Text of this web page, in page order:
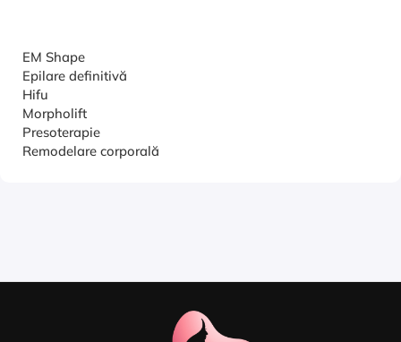
EM Shape
Epilare definitivă
Hifu
Morpholift
Presoterapie
Remodelare corporală